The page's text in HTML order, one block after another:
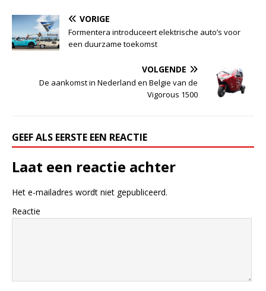
VORIGE
Formentera introduceert elektrische auto’s voor
een duurzame toekomst
VOLGENDE
De aankomst in Nederland en Belgie van de
Vigorous 1500
GEEF ALS EERSTE EEN REACTIE
Laat een reactie achter
Het e-mailadres wordt niet gepubliceerd.
Reactie